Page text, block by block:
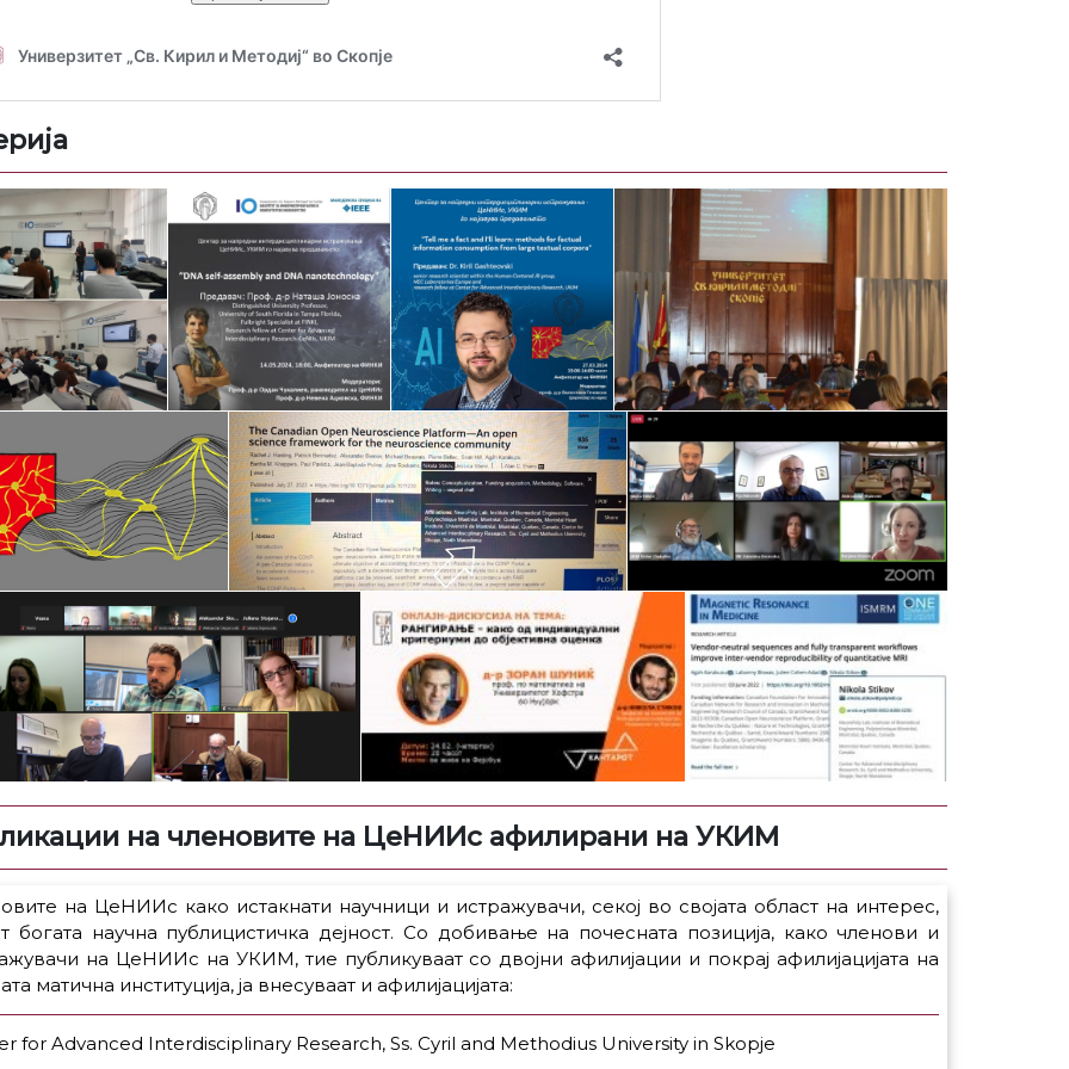
на членовите на ЦеНИИс афилирани на УКИМ
на ЦеНИИс како истакнати научници и истражувачи, секој во својата област на интерес,
богата научна публицистичка дејност. Со добивање на почесната позиција, како членови и
на ЦеНИИс на УКИМ, тие публикуваат со двојни афилијации и покрај афилијацијата на
матична институција, ја внесуваат и афилијацијата:
for Advanced Interdisciplinary Research, Ss. Cyril and Methodius University in Skopje